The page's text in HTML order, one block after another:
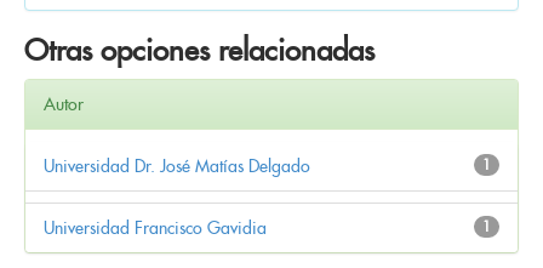
Otras opciones relacionadas
Autor
1
Universidad Dr. José Matías Delgado
1
Universidad Francisco Gavidia